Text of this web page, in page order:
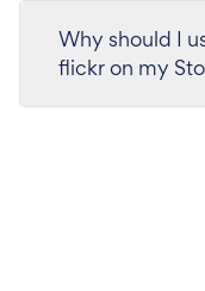
Why should I
flickr on my